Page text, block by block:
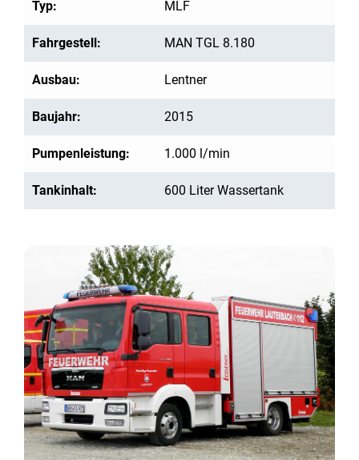
Typ: MLF
Fahrgestell: MAN TGL 8.180
Ausbau: Lentner
Baujahr: 2015
Pumpenleistung: 1.000 l/min
Tankinhalt: 600 Liter Wassertank